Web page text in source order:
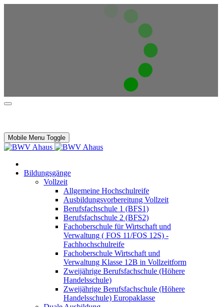
Mobile Menu Toggle
Bildungsgänge
Vollzeit
Allgemeine Hochschulreife
Ausbildungsvorbereitung Vollzeit
Berufsfachschule 1 (BFS1)
Berufsfachschule 2 (BFS2)
Fachoberschule für Wirtschaft und
Verwaltung ( FOS 11/FOS 12S) -
Fachhochschulreife
Fachoberschule Wirtschaft und
Verwaltung Klasse 12B in Vollzeitform
Zweijährige Berufsfachschule (Höhere
Handelsschule)
Zweijährige Berufsfachschule (Höhere
Handelsschule) Europaklasse